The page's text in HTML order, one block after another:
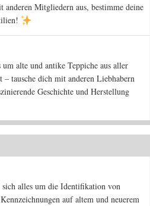
Mitgliedern aus, bestimme deine
alte und antike Teppiche aus aller
tausche dich mit anderen Liebhabern
Geschichte und Herstellung
alles um die Identifikation von
auf altem und neuerem